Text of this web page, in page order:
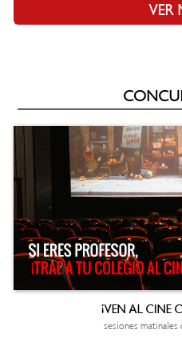
VER
¡VEN AL CINE
sesiones matinales